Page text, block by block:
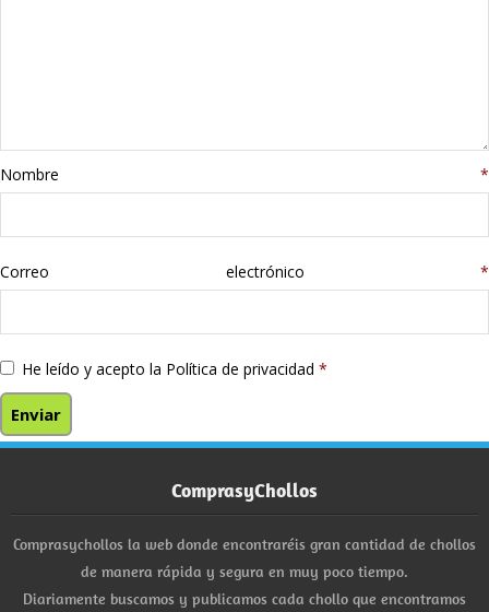
libros
Nombre *
Correo electrónico *
He leído y acepto la Política de privacidad *
ComprasyChollos
Comprasychollos la web donde encontraréis gran cantidad de chollos
de manera rápida y segura en muy poco tiempo.
Diariamente buscamos y publicamos cada chollo que encontramos